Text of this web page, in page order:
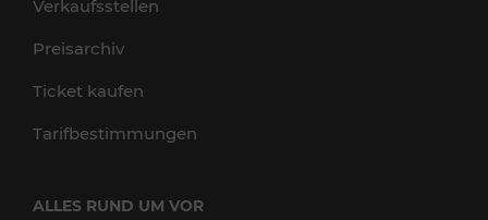
Verkaufsstellen
Preisarchiv
Ticket kaufen
Tarifbestimmungen
ALLES RUND UM VOR